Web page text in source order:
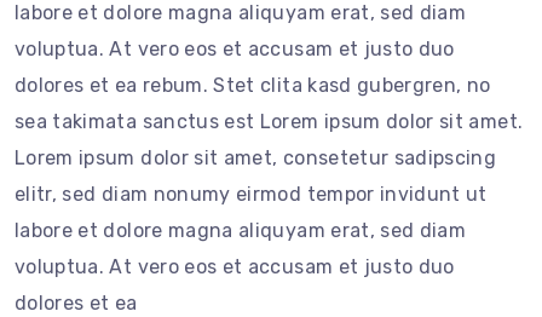
labore et dolore magna aliquyam erat, sed diam
voluptua. At vero eos et accusam et justo duo
dolores et ea rebum. Stet clita kasd gubergren, no
sea takimata sanctus est Lorem ipsum dolor sit amet.
Lorem ipsum dolor sit amet, consetetur sadipscing
elitr, sed diam nonumy eirmod tempor invidunt ut
labore et dolore magna aliquyam erat, sed diam
voluptua. At vero eos et accusam et justo duo
dolores et ea